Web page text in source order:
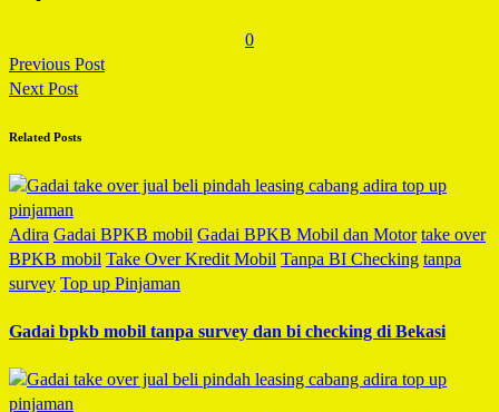
0
Previous Post
Next Post
Related Posts
Adira Gadai BPKB mobil Gadai BPKB Mobil dan Motor take over
BPKB mobil Take Over Kredit Mobil Tanpa BI Checking tanpa
survey Top up Pinjaman
Gadai bpkb mobil tanpa survey dan bi checking di Bekasi